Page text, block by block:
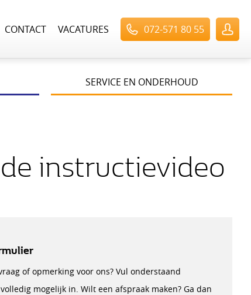
CONTACT VACATURES 072-571 80 55
SERVICE EN ONDERHOUD
instructievideo
of opmerking voor ons? Vul onderstaand
mogelijk in. Wilt een afspraak maken? Ga dan